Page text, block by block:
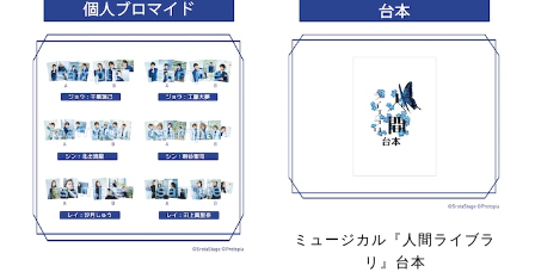
ミュージカル『人間ライブラ
リ』台本